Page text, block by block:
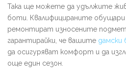
Така ще можете да удължите
боти. Квалифицираните
ремонтират износените
гарантирайки, че вашите
да осигуряват комфорт и да
още един сезон.